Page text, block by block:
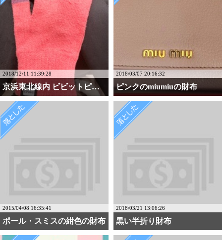
2018/12/11 11:39:28
京浜東北線内 ビビットピ・・・
2018/03/07 20:16:32
ピンクのmiumiuの財布
2015/04/08 16:35:41
ポール・スミスの紺色の財布
2018/03/21 13:06:26
黒い半折り財布